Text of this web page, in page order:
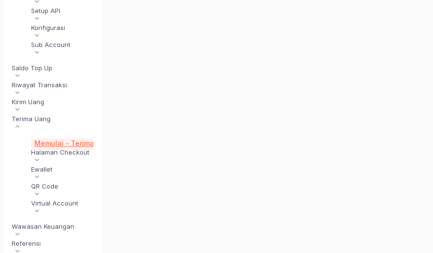
Setup API
Konfigurasi
Sub Account
Saldo Top Up
Riwayat Transaksi
Kirim Uang
Terima Uang
Memulai - Terima Uang
Halaman Checkout
Ewallet
QR Code
Virtual Account
Wawasan Keuangan
Referensi